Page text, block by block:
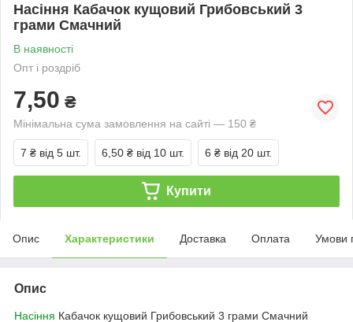
Насіння Кабачок кущовий Грибовський 3
грами Смачний
В наявності
Опт і роздріб
7,50 ₴
Мінімальна сума замовлення на сайті — 150 ₴
7 ₴ від 5 шт. 6,50 ₴ від 10 шт. 6 ₴ від 20 шт.
Купити
Опис Характеристики Доставка Оплата Умови
Опис
Насіння Кабачок кущовий Грибовський 3 грами Смачний